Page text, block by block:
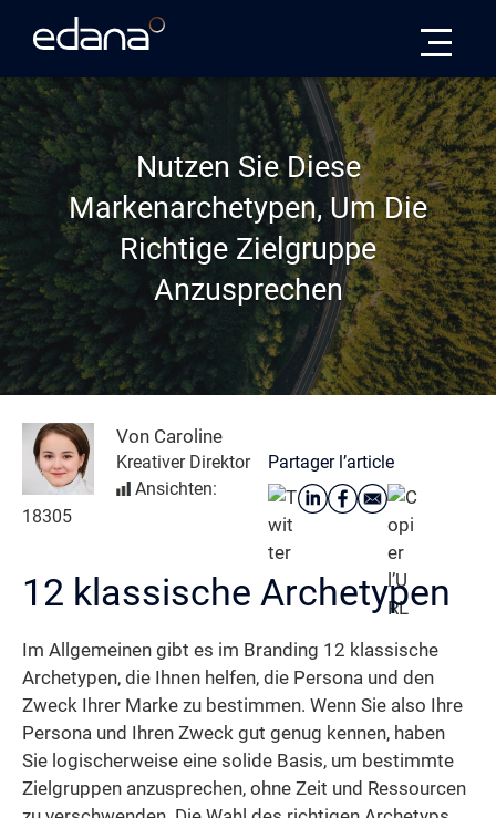
Nutzen Sie Diese
Markenarchetypen, Um Die
Richtige Zielgruppe
Anzusprechen
Von Caroline
Kreativer Direktor
Ansichten:
18305
Partager l’article
12 klassische Archetypen
Im Allgemeinen gibt es im Branding 12 klassische
Archetypen, die Ihnen helfen, die Persona und den
Zweck Ihrer Marke zu bestimmen. Wenn Sie also Ihre
Persona und Ihren Zweck gut genug kennen, haben
Sie logischerweise eine solide Basis, um bestimmte
Zielgruppen anzusprechen, ohne Zeit und Ressourcen